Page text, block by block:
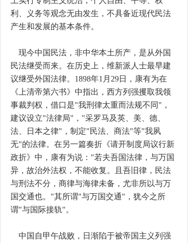
利、义务等观念无由发生，不具备近现代民法
产生和发展的基本条件。
现今中国民法，非中华本土所产，是从外国
民法继受而来。在历史上，维新派人士最早建
议继受外国法律。1898年1月29日，康有为在
《上清帝第六书》中指出，西方列强攫取我领
事裁判权，借口是"我刑律太重而法规不同"，
建议设立"法律局"，"采罗马及英、美、德、
法、日本之律"，制定"民法、商法"等"我夙
无"的法律。在另一篇奏折《请开制度局议行新
政折》中，康有为说："若夫吾国法律，与万国
异，故治外法权，不能收复。且吾旧律，民法
与刑法不分，商律与海律未备，尤非所以与万
国交通也。"其所谓"与万国交通"，犹今之所
谓"与国际接轨"。
中国自甲午战败，日渐陷于被帝国主义列强